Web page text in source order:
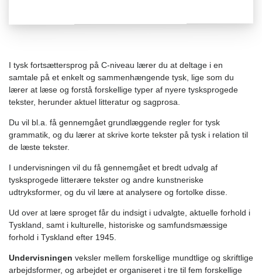
I tysk fortsættersprog på C-niveau lærer du at deltage i en
samtale på et enkelt og sammenhængende tysk, lige som du
lærer at læse og forstå forskellige typer af nyere tysksprogede
tekster, herunder aktuel litteratur og sagprosa.
Du vil bl.a. få gennemgået grundlæggende regler for tysk
grammatik, og du lærer at skrive korte tekster på tysk i relation til
de læste tekster.
I undervisningen vil du få gennemgået et bredt udvalg af
tysksprogede litterære tekster og andre kunstneriske
udtryksformer, og du vil lære at analysere og fortolke disse.
Ud over at lære sproget får du indsigt i udvalgte, aktuelle forhold i
Tyskland, samt i kulturelle, historiske og samfundsmæssige
forhold i Tyskland efter 1945.
Undervisningen veksler mellem forskellige mundtlige og skriftlige
arbejdsformer, og arbejdet er organiseret i tre til fem forskellige